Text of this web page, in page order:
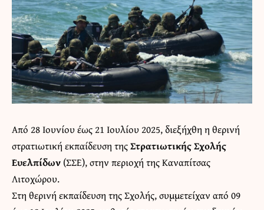
Από 28 Ιουνίου έως 21 Ιουλίου 2025, διεξήχθη η θερινή
στρατιωτική εκπαίδευση τηςΣτρατιωτικής Σχολής
Ευελπίδων (ΣΣΕ), στην περιοχή της Καναπίτσας
Λιτοχώρου.
Στη θερινή εκπαίδευση της Σχολής, συμμετείχαν από 09